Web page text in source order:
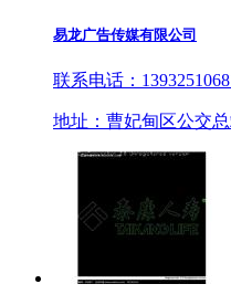
易龙广告传媒有限公司
联系电话：
地址：曹妃甸区公交